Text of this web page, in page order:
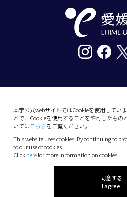
本学公式webサイトではCookieを使用してい
とで、Cookieを使用することを許可したもの
いてはこちらをご覧ください。
This website uses cookies. By continuing to
to our use of cookies.
Clickherefor more in formation on cookies.
同意する
I agree.
10-13 Dogo-Himata,
Phone: +81 89-927-9000
(C) 2026 Ehime